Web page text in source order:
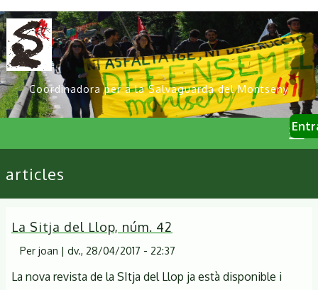
Vés
al
contingut
Coordinadora per a la Salvaguarda del Montseny
User
Primary
links
articles
La Sitja del Llop, núm. 42
Per joan | dv., 28/04/2017 - 22:37
La nova revista de la SItja del Llop ja està disponible i